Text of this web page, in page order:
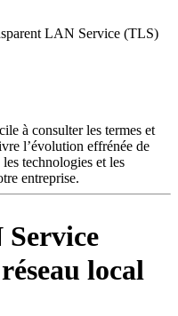
LAN Service (TLS)
à consulter les termes et
l’évolution effrénée de
technologies et les
entreprise.
local